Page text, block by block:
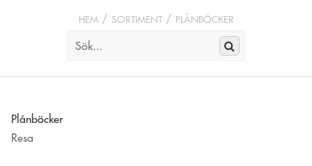
HEM SORTIMENT PLÅNBÖCKER
Plånböcker
Resa